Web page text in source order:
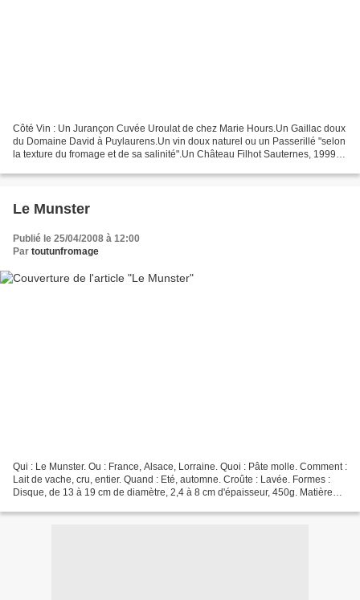
Côté Vin : Un Jurançon Cuvée Uroulat de chez Marie Hours.Un Gaillac doux
du Domaine David à Puylaurens.Un vin doux naturel ou un Passerillé "selon
la texture du fromage et de sa salinité".Un Château Filhot Sauternes, 1999
Le Munster
Publié le 25/04/2008 à 12:00
Par toutunfromage
Qui : Le Munster. Ou : France, Alsace, Lorraine. Quoi : Pâte molle. Comment :
Lait de vache, cru, entier. Quand : Eté, automne. Croûte : Lavée. Formes :
Disque, de 13 à 19 cm de diamètre, 2,4 à 8 cm d'épaisseur, 450g. Matière